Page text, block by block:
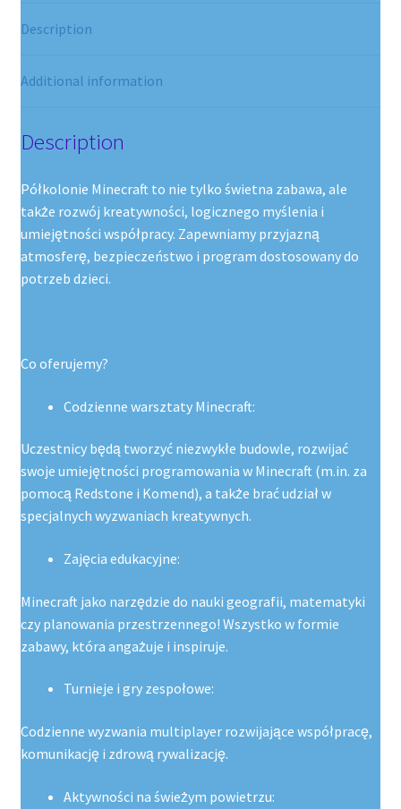
Description
Additional information
Description
Półkolonie Minecraft to nie tylko świetna zabawa, ale
także rozwój kreatywności, logicznego myślenia i
umiejętności współpracy. Zapewniamy przyjazną
atmosferę, bezpieczeństwo i program dostosowany do
potrzeb dzieci.
Co oferujemy?
Codzienne warsztaty Minecraft:
Uczestnicy będą tworzyć niezwykłe budowle, rozwijać
swoje umiejętności programowania w Minecraft (m.in. za
pomocą Redstone i Komend), a także brać udział w
specjalnych wyzwaniach kreatywnych.
Zajęcia edukacyjne:
Minecraft jako narzędzie do nauki geografii, matematyki
czy planowania przestrzennego! Wszystko w formie
zabawy, która angażuje i inspiruje.
Turnieje i gry zespołowe:
Codzienne wyzwania multiplayer rozwijające współpracę,
komunikację i zdrową rywalizację.
Aktywności na świeżym powietrzu: